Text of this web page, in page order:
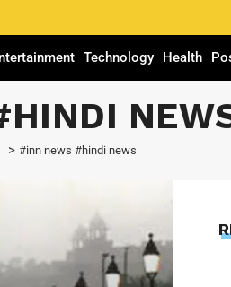
Technology Health
> #inn news #hindi news